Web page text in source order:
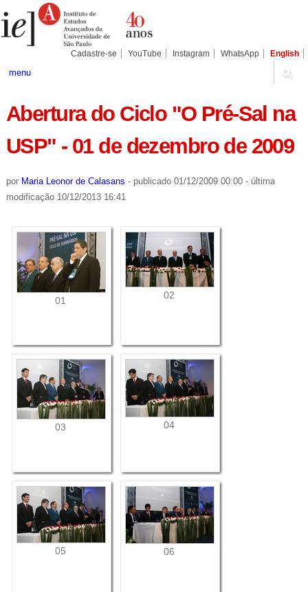
para
conteúdo.
Pessoais
Cadastre-se YouTube Instagram WhatsApp English
menu
Abertura do Ciclo "O Pré-Sal na
USP" - 01 de dezembro de 2009
por Maria Leonor de Calasans - publicado01/12/2009 00:00 - última
modificação10/12/2013 16:41
01 02
03 04
05 06